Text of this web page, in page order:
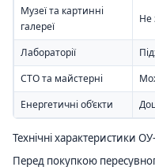
Музеї та картинні
галереї
Не
Лабораторії
СТО та майстерні
Енергетичні об’єкти
Технічні характеристики
Перед покупкою